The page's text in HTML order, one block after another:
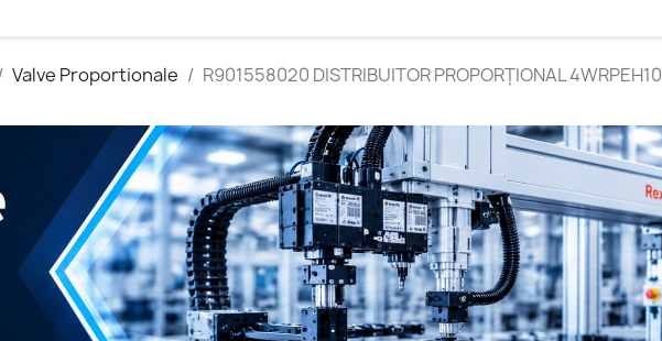
Valve Proportionale R901558020 DISTRIBUITOR PROPORŢIONAL